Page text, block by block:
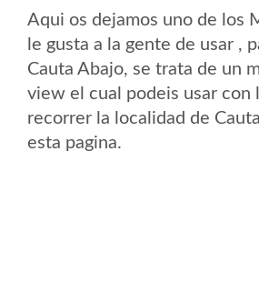
Aqui os dejamos uno de los
le gusta a la gente de usar ,
Cauta Abajo, se trata de un
view el cual podeis usar con
recorrer la localidad de
esta pagina.